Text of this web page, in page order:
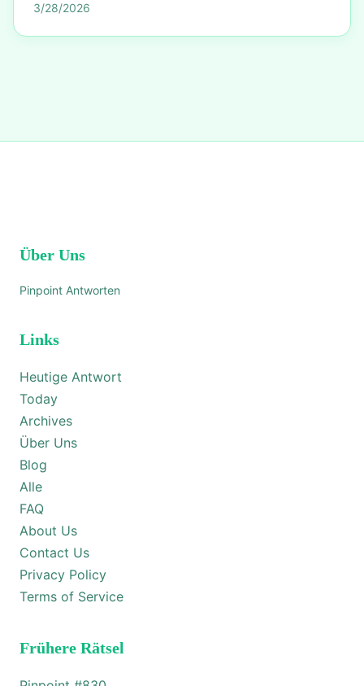
3/28/2026
Über Uns
Pinpoint Antworten
Links
Heutige Antwort
Today
Archives
Über Uns
Blog
Alle
FAQ
About Us
Contact Us
Privacy Policy
Terms of Service
Frühere Rätsel